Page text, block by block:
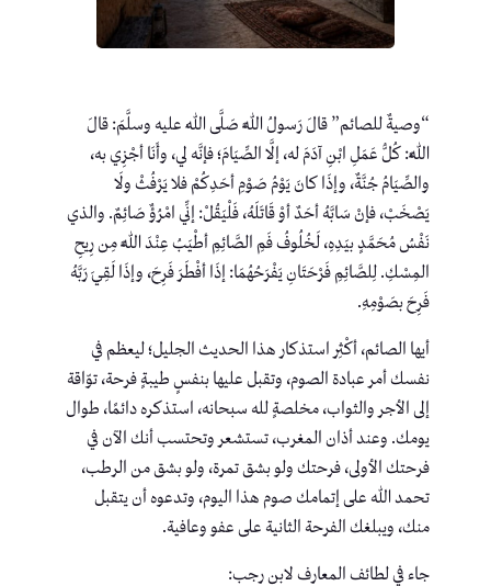
“وصيةٌ للصائم” قالَ رَسولُ اللَّهِ صَلَّى اللهُ عليه وسلَّمَ: قالَ
اللَّهُ: كُلُّ عَمَلِ ابْنِ آدَمَ له، إلَّا الصِّيَامَ؛ فإنَّه لي، وأَنَا أجْزِي به،
والصِّيَامُ جُنَّةٌ، وإذَا كانَ يَوْمُ صَوْمِ أحَدِكُمْ فلا يَرْفُثْ ولَا
يَصْخَبْ، فإنْ سَابَّهُ أحَدٌ أوْ قَاتَلَهُ، فَلْيَقُلْ: إنِّي امْرُؤٌ صَائِمٌ. والذي
نَفْسُ مُحَمَّدٍ بيَدِهِ، لَخُلُوفُ فَمِ الصَّائِمِ أطْيَبُ عِنْدَ اللَّهِ مِن رِيحِ
المِسْكِ. لِلصَّائِمِ فَرْحَتَانِ يَفْرَحُهُمَا: إذَا أفْطَرَ فَرِحَ، وإذَا لَقِيَ رَبَّهُ
فَرِحَ بصَوْمِهِ.
أيها الصائم، أكْثِر استذكار هذا الحديث الجليل؛ ليعظم في
نفسك أمر عبادة الصوم، وتقبل عليها بنفسٍ طيبةٍ فرحة، توّاقة
إلى الأجر والثواب، مخلصةٍ لله سبحانه، استذكره دائمًا، طوال
يومك. وعند أذان المغرب، تستشعر وتحتسب أنك الآن في
فرحتك الأولى، فرحتك ولو بشق تمرة، ولو بشق من الرطب،
تحمد الله على إتمامك صوم هذا اليوم، وتدعوه أن يتقبل
منك، ويبلغك الفرحة الثانية على عفو وعافية.
جاء في لطائف المعارف لابن رجب: